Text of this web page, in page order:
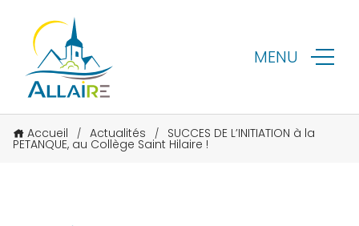
MENU
Accueil / Actualités / SUCCES DE L’INITIATION à la
PETANQUE, au Collège Saint Hilaire !